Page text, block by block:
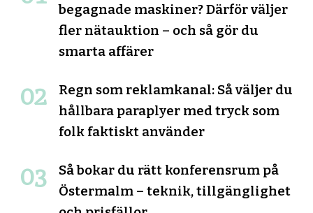
begagnade maskiner? Därför väljer
fler nätauktion – och så gör du
smarta affärer
Regn som reklamkanal: Så väljer du
hållbara paraplyer med tryck som
folk faktiskt använder
Så bokar du rätt konferensrum på
Östermalm – teknik, tillgänglighet